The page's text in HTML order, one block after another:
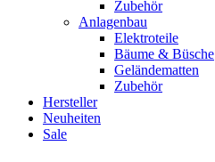
Zubehör
Anlagenbau
Elektroteile
Bäume & Büsche
Geländematten
Zubehör
Hersteller
Neuheiten
Sale